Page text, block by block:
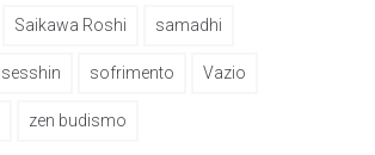
Saikawa Roshi samadhi
sesshin sofrimento Vazio
zen budismo